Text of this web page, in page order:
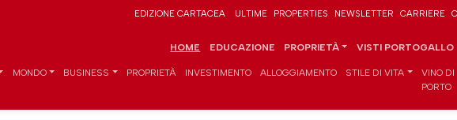
EDIZIONE CARTACEA ULTIME PROPERTIES NEWSLETTER CARRIERE
HOME EDUCAZIONE PROPRIETÀ VISTI PORTOGALLO
MONDO BUSINESS PROPRIETÀ INVESTIMENTO ALLOGGIAMENTO STILE DI VITA
VINO DI
PORTO